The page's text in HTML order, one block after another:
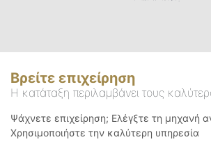
Βρείτε επιχείρηση
Η κατάταξη περιλαμβάνει τους
Ψάχνετε επιχείρηση; Ελέγξτε τη μηχανή
Χρησιμοποιήστε την καλύτερη υπηρεσία